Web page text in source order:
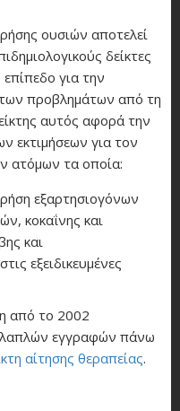
ουσιών αποτελεί
δείκτες
για την
προβλημάτων από τη
αυτός αφορά την
εκτιμήσεων για τον
ατόμων τα οποία:
εξαρτησιογόνων
κοκαΐνης και
και
εξειδικευμένες
από το 2002
εγγραφών πάνω
αίτησης θεραπείας.